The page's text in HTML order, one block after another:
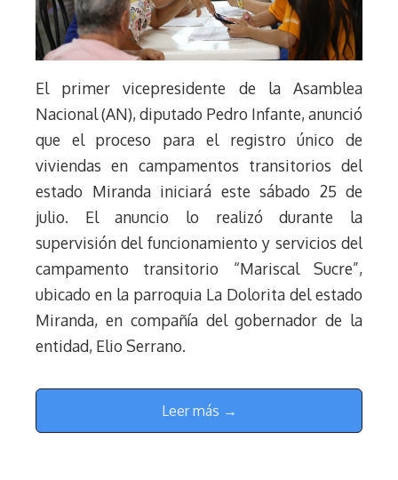
El primer vicepresidente de la Asamblea
Nacional (AN), diputado Pedro Infante, anunció
que el proceso para el registro único de
viviendas en campamentos transitorios del
estado Miranda iniciará este sábado 25 de
julio. El anuncio lo realizó durante la
supervisión del funcionamiento y servicios del
campamento transitorio “Mariscal Sucre”,
ubicado en la parroquia La Dolorita del estado
Miranda, en compañía del gobernador de la
entidad, Elio Serrano.
Leer más →